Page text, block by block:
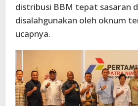
distribusi BBM tepat sasaran
disalahgunakan oleh oknum
ucapnya.